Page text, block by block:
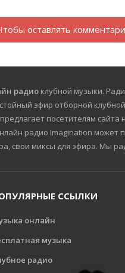
оставлять
радио клубной музыки.
эфир отборной
посетителям
радио Imagination может
свои миксы для эфира. Мы
ССЫЛКИ
онлайн
музыка
радио